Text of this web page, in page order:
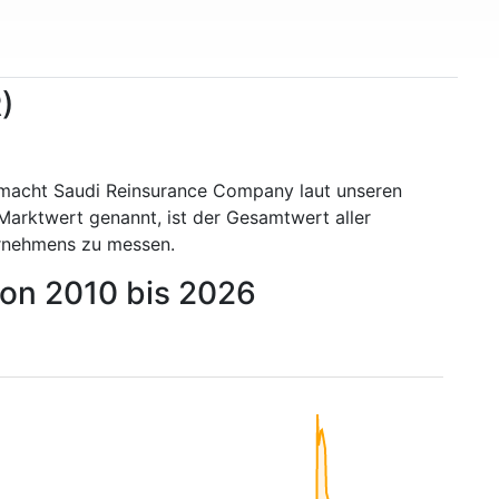
Saudi Reinsurance Company laut unseren
genannt, ist der Gesamtwert aller
zu messen.
2010 bis 2026